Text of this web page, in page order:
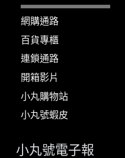
網購通路
百貨專櫃
連鎖通路
開箱影片
小丸購物站
小丸號蝦皮
小丸號電子報